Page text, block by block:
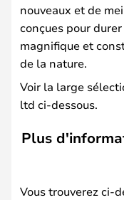
nouveaux et de
conçues pour
magnifique et
de la nature.
Voir la large
ltd ci-dessous.
Plus
Vous trouverez ci-